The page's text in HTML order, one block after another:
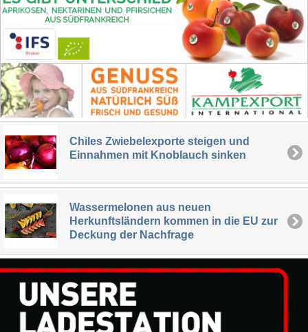
Chiles Zwiebelexporte steigen und
Einnahmen mit Knoblauch sinken
Wassermelonen aus neuen
Herkunftsländern kommen in die EU zur
Deckung der Nachfrage